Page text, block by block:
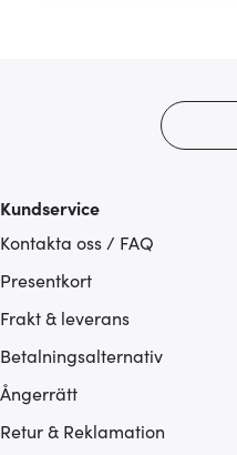
Kundservice
Kontakta oss / FAQ
Presentkort
Frakt & leverans
Betalningsalternativ
Ångerrätt
Retur & Reklamation